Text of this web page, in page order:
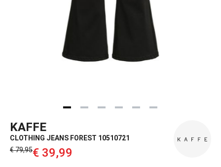
KAFFE
CLOTHING JEANS FOREST 10510721
€ 79,95‌€ 39,99‌